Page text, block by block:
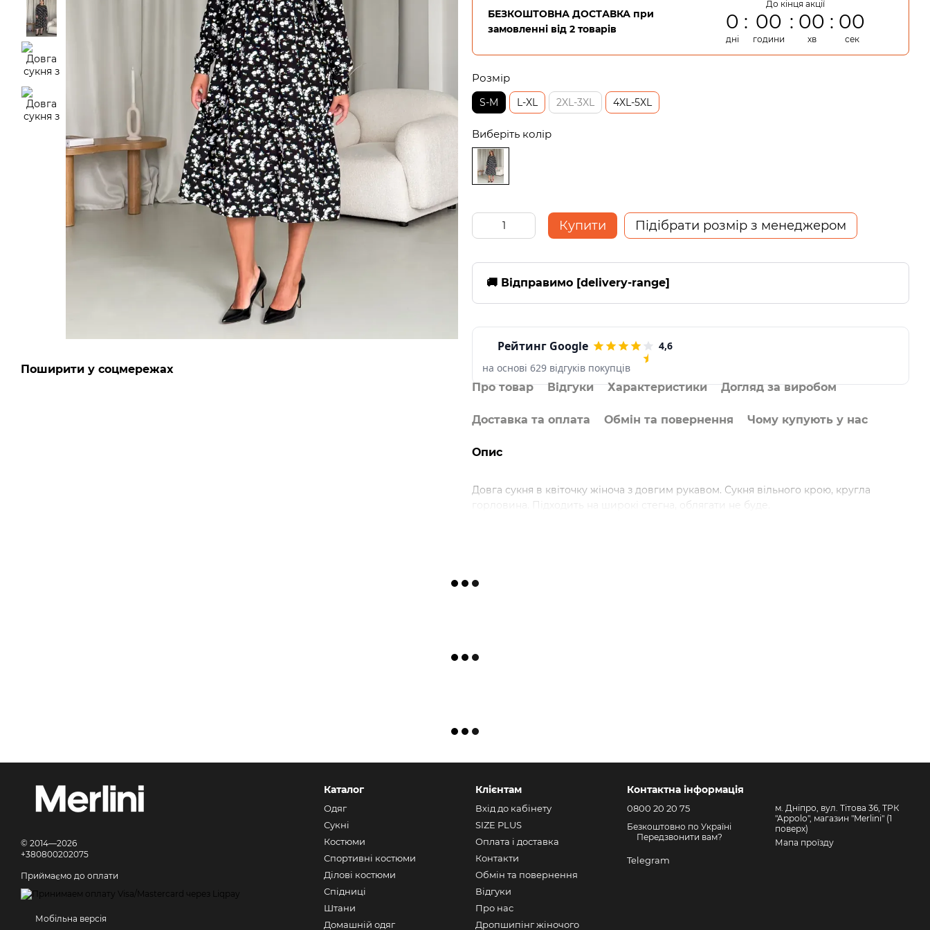
Поширити у соцмережах
БЕЗКОШТОВНА ДОСТАВКА при
замовленні від 2 товарів
До кінця акції
0
дні
00
години
00
хв
00
сек
Розмір
S-M L-XL 2XL-3XL 4XL-5XL
Виберіть колір
Купити Підібрати розмір з менеджером
🚚 Відправимо [delivery-range]
Рейтинг Google
4,6
на основі 629 відгуків покупців
Про товар
Відгуки Характеристики Догляд за виробом
Доставка та оплата Обмін та повернення Чому купують у нас
Опис
Довга сукня в квіточку жіноча з довгим рукавом. Сукня вільного крою, кругла
горловина. Підходить на широкі стегна, облягати не буде.
© 2014—2026
+380800202075
Приймаємо до оплати
Мобільна версія
Каталог
Одяг
Сукні
Костюми
Спортивні костюми
Ділові костюми
Спідниці
Штани
Домашній одяг
Клієнтам
Вхід до кабінету
SIZE PLUS
Оплата і доставка
Контакти
Обмін та повернення
Відгуки
Про нас
Дропшипінг жіночого
Контактна інформація
0800 20 20 75
Безкоштовно по Україні
Передзвонити вам?
Telegram
м. Дніпро, вул. Тітова 36, ТРК
"Appolo", магазин "Merlini" (1
поверх)
Мапа проїзду